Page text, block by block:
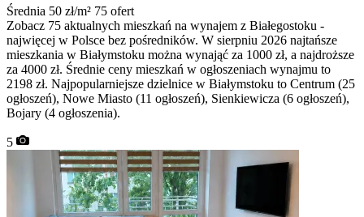
Średnia 50 zł/m² 75 ofert
Zobacz 75 aktualnych mieszkań na wynajem z Białegostoku -
najwięcej w Polsce bez pośredników. W sierpniu 2026 najtańsze
mieszkania w Białymstoku można wynająć za 1000 zł, a najdroższe
za 4000 zł. Średnie ceny mieszkań w ogłoszeniach wynajmu to
2198 zł. Najpopularniejsze dzielnice w Białymstoku to Centrum (25
ogłoszeń), Nowe Miasto (11 ogłoszeń), Sienkiewicza (6 ogłoszeń),
Bojary (4 ogłoszenia).
5